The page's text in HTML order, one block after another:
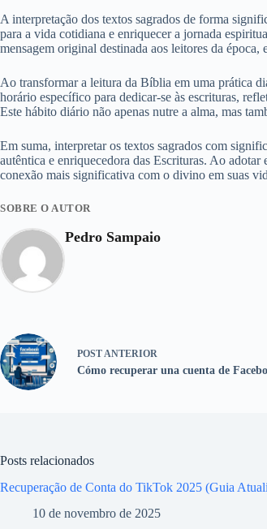
A interpretação dos textos sagrados de forma
para a vida cotidiana e enriquecer a jornada
mensagem original destinada aos leitores da
Ao transformar a leitura da Bíblia em uma prática
horário específico para dedicar-se às escrituras,
Este hábito diário não apenas nutre a alma, mas
Em suma, interpretar os textos sagrados com
autêntica e enriquecedora das Escrituras. Ao
conexão mais significativa com o divino em suas
SOBRE O AUTOR
Pedro Sampaio
POSTANTERIOR
Cómo recuperar una cuenta de
Posts relacionados
Recuperação de Conta do TikTok 2025 (Guia
10 de novembro de 2025